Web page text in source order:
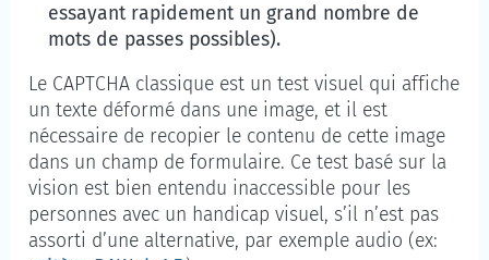
essayant rapidement un grand nombre de
mots de passes possibles).
Le CAPTCHA classique est un test visuel qui affiche
un texte déformé dans une image, et il est
nécessaire de recopier le contenu de cette image
dans un champ de formulaire. Ce test basé sur la
vision est bien entendu inaccessible pour les
personnes avec un handicap visuel, s’il n’est pas
assorti d’une alternative, par exemple audio (ex: